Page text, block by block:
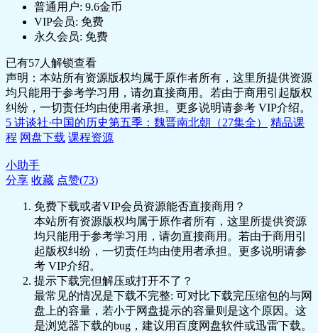
普通用户: 9.6金币
VIP会员: 免费
永久会员: 免费
已有57人解锁查看
声明：本站所有资源版权均属于原作者所有，这里所提供资源
均只能用于参考学习用，请勿直接商用。若由于商用引起版权
纠纷，一切责任均由使用者承担。更多说明请参考 VIP介绍。
5 讲谈社·中国的历史第五季：魏晋南北朝（27集全）
精品课
程 网盘下载 课程资源
小助手
分享 收藏 点赞(73)
免费下载或者VIP会员资源能否直接商用？
本站所有资源版权均属于原作者所有，这里所提供资源
均只能用于参考学习用，请勿直接商用。若由于商用引
起版权纠纷，一切责任均由使用者承担。更多说明请参
考 VIP介绍。
提示下载完但解压或打开不了？
最常见的情况是下载不完整: 可对比下载完压缩包的与网
盘上的容量，若小于网盘提示的容量则是这个原因。这
是浏览器下载的bug，建议用百度网盘软件或迅雷下载。